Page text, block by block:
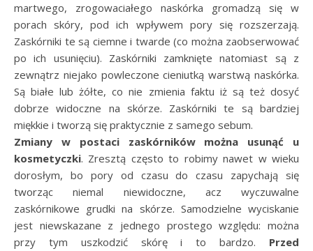
martwego, zrogowaciałego naskórka gromadzą się w
porach skóry, pod ich wpływem pory się rozszerzają.
Zaskórniki te są ciemne i twarde (co można zaobserwować
po ich usunięciu). Zaskórniki zamknięte natomiast są z
zewnątrz niejako powleczone cieniutką warstwą naskórka.
Są białe lub żółte, co nie zmienia faktu iż są też dosyć
dobrze widoczne na skórze. Zaskórniki te są bardziej
miękkie i tworzą się praktycznie z samego sebum.
Zmiany w postaci zaskórników można usunąć u
kosmetyczki. Zresztą często to robimy nawet w wieku
dorosłym, bo pory od czasu do czasu zapychają się
tworząc niemal niewidoczne, acz wyczuwalne
zaskórnikowe grudki na skórze. Samodzielne wyciskanie
jest niewskazane z jednego prostego względu: można
przy tym uszkodzić skórę i to bardzo. Przed